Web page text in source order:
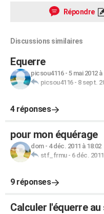
Répondre
Discussions similaires
Equerre
picsou4116- 5 mai 2012 à
picsou4116- 8 sept.
4 réponses
pour mon équérage
dom- 4 déc. 2011 à 18:02
stf_frmu- 6 déc.
9 réponses
Calculer l'équerre au